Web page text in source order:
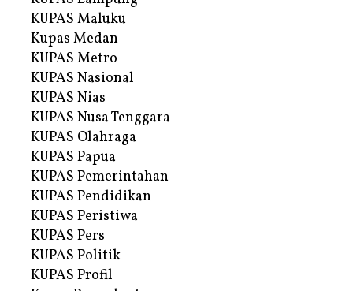
KUPAS Maluku
Kupas Medan
KUPAS Metro
KUPAS Nasional
KUPAS Nias
KUPAS Nusa Tenggara
KUPAS Olahraga
KUPAS Papua
KUPAS Pemerintahan
KUPAS Pendidikan
KUPAS Peristiwa
KUPAS Pers
KUPAS Politik
KUPAS Profil